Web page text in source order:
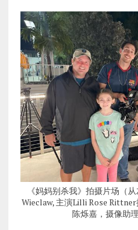
《妈妈别杀我》拍摄片场（
Wieclaw, 主演Lilli Rose
陈烁嘉，摄像助